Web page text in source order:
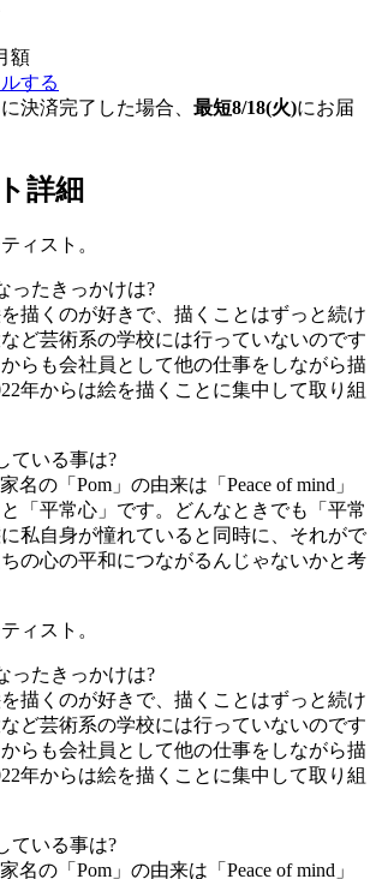
額
する
決済完了した場合、 最短8/18(火)にお届
詳細
ィスト。
ったきっかけは?
描くのが好きで、描くことはずっと続け
ど芸術系の学校には行っていないのです
らも会社員として他の仕事をしながら描
年からは絵を描くことに集中して取り組
ている事は?
名の「Pom」の由来は「Peace of mind」
「平常心」です。どんなときでも「平常
私自身が憧れていると同時に、それがで
の心の平和につながるんじゃないかと考
ィスト。
ったきっかけは?
描くのが好きで、描くことはずっと続け
ど芸術系の学校には行っていないのです
らも会社員として他の仕事をしながら描
年からは絵を描くことに集中して取り組
ている事は?
名の「Pom」の由来は「Peace of mind」